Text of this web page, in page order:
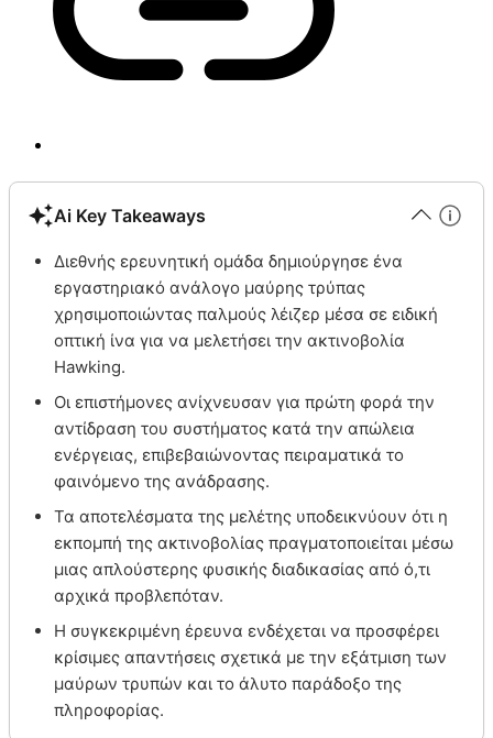
Ai Key Takeaways
Διεθνής ερευνητική ομάδα δημιούργησε ένα
εργαστηριακό ανάλογο μαύρης τρύπας
χρησιμοποιώντας παλμούς λέιζερ μέσα σε ειδική
οπτική ίνα για να μελετήσει την ακτινοβολία
Hawking.
Οι επιστήμονες ανίχνευσαν για πρώτη φορά την
αντίδραση του συστήματος κατά την απώλεια
ενέργειας, επιβεβαιώνοντας πειραματικά το
φαινόμενο της ανάδρασης.
Τα αποτελέσματα της μελέτης υποδεικνύουν ότι η
εκπομπή της ακτινοβολίας πραγματοποιείται μέσω
μιας απλούστερης φυσικής διαδικασίας από ό,τι
αρχικά προβλεπόταν.
Η συγκεκριμένη έρευνα ενδέχεται να προσφέρει
κρίσιμες απαντήσεις σχετικά με την εξάτμιση των
μαύρων τρυπών και το άλυτο παράδοξο της
πληροφορίας.